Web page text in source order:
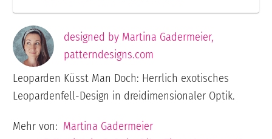
designed by Martina Gadermeier,
patterndesigns.com
Leoparden Küsst Man Doch: Herrlich exotisches
Leopardenfell-Design in dreidimensionaler Optik.
Mehr von: Martina Gadermeier